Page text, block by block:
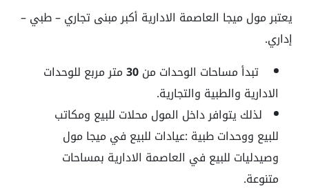
يعتبر مول ميجا العاصمة الادارية أكبر مبنى تجاري – طبي –
إداري.
تبدأ مساحات الوحدات من30متر مربع للوحدات
الادارية والطبية والتجارية.
لذلك يتوافر داخل المول محلات للبيع ومكاتب
للبيع ووحدات طبية :عيادات للبيع في ميجا مول
وصيدليات للبيع في العاصمة الادارية بمساحات
متنوعة.